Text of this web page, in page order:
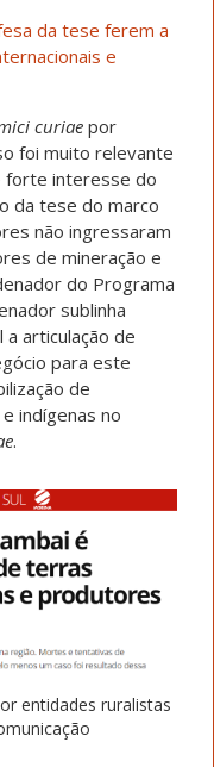
da tese ferem a
e
curiaepor
foi muito relevante
forte interesse do
da tese do marco
não ingressaram
de mineração e
do Programa
sublinha
articulação de
para este
de
indígenas no
.
entidades ruralistas